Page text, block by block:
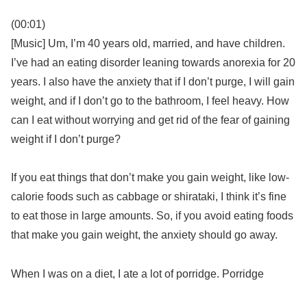
(00:01)
[Music] Um, I’m 40 years old, married, and have children.
I’ve had an eating disorder leaning towards anorexia for 20
years. I also have the anxiety that if I don’t purge, I will gain
weight, and if I don’t go to the bathroom, I feel heavy. How
can I eat without worrying and get rid of the fear of gaining
weight if I don’t purge?
If you eat things that don’t make you gain weight, like low-
calorie foods such as cabbage or shirataki, I think it’s fine
to eat those in large amounts. So, if you avoid eating foods
that make you gain weight, the anxiety should go away.
When I was on a diet, I ate a lot of porridge. Porridge